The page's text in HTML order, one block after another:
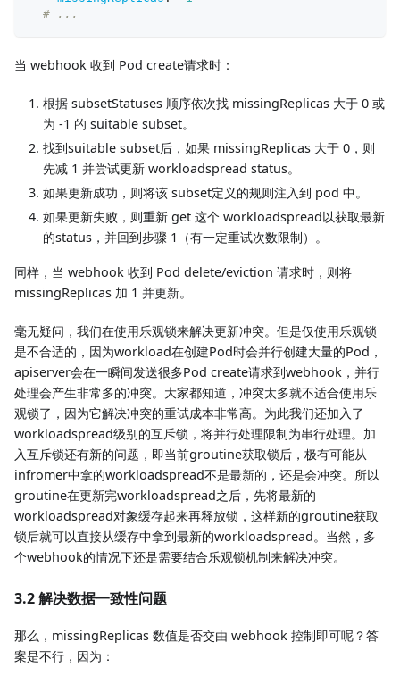
# ...
当 webhook 收到 Pod create请求时：
根据 subsetStatuses 顺序依次找 missingReplicas 大于 0 或
为 -1 的 suitable subset。
找到suitable subset后，如果 missingReplicas 大于 0，则
先减 1 并尝试更新 workloadspread status。
如果更新成功，则将该 subset定义的规则注入到 pod 中。
如果更新失败，则重新 get 这个 workloadspread以获取最新
的status，并回到步骤 1（有一定重试次数限制）。
同样，当 webhook 收到 Pod delete/eviction 请求时，则将
missingReplicas 加 1 并更新。
毫无疑问，我们在使用乐观锁来解决更新冲突。但是仅使用乐观锁
是不合适的，因为workload在创建Pod时会并行创建大量的Pod，
apiserver会在一瞬间发送很多Pod create请求到webhook，并行
处理会产生非常多的冲突。大家都知道，冲突太多就不适合使用乐
观锁了，因为它解决冲突的重试成本非常高。为此我们还加入了
workloadspread级别的互斥锁，将并行处理限制为串行处理。加
入互斥锁还有新的问题，即当前groutine获取锁后，极有可能从
infromer中拿的workloadspread不是最新的，还是会冲突。所以
groutine在更新完workloadspread之后，先将最新的
workloadspread对象缓存起来再释放锁，这样新的groutine获取
锁后就可以直接从缓存中拿到最新的workloadspread。当然，多
个webhook的情况下还是需要结合乐观锁机制来解决冲突。
3.2 解决数据一致性问题
那么，missingReplicas 数值是否交由 webhook 控制即可呢？答
案是不行，因为：